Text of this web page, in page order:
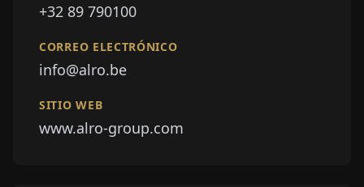
+32 89 790100
CORREO ELECTRÓNICO
info@alro.be
SITIO WEB
www.alro-group.com